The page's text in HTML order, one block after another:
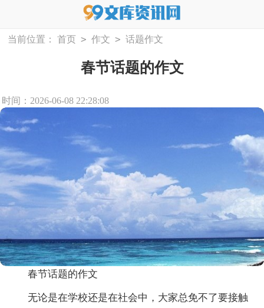
当前位置： 首页 > 作文 > 话题作文
春节话题的作文
时间：2026-06-08 22:28:08
春节话题的作文
无论是在学校还是在社会中，大家总免不了要接触